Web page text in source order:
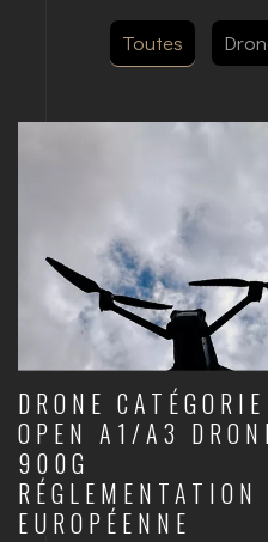
Toutes
DRONE CATÉGORIE
OPEN A1/A3
900G
RÉGLEMENTATION
EUROPÉENNE